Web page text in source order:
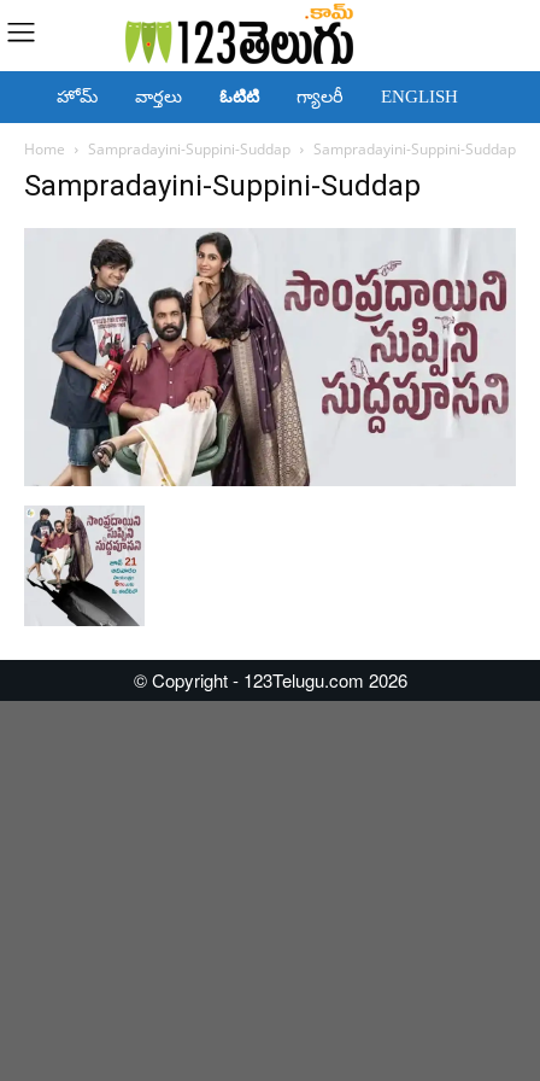
హోమ్ వార్తలు ఓటిటి గ్యాలరీ ENGLISH
Home Sampradayini-Suppini-Suddap Sampradayini-Suppini-Suddap
Sampradayini-Suppini-Suddap
© Copyright - 123Telugu.com 2026